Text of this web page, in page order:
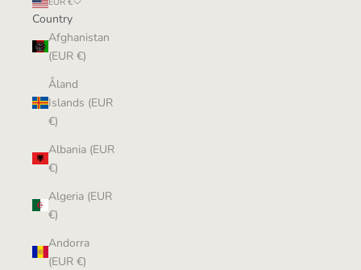
Country
Afghanistan
(EUR €)
Åland
Islands (EUR
€)
Albania (EUR
€)
Algeria (EUR
€)
Andorra
(EUR €)